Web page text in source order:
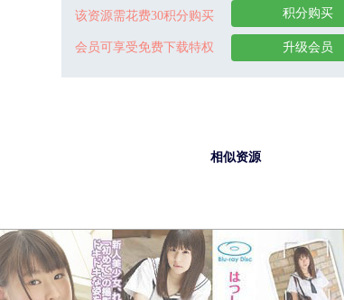
该资源需花费30积分购买
会员可享受免费下载特权
积分购买
升级会员
相似资源